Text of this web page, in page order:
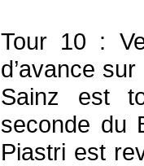
Tour 10 :
d’avance
Sainz est
seconde du
Piastri est